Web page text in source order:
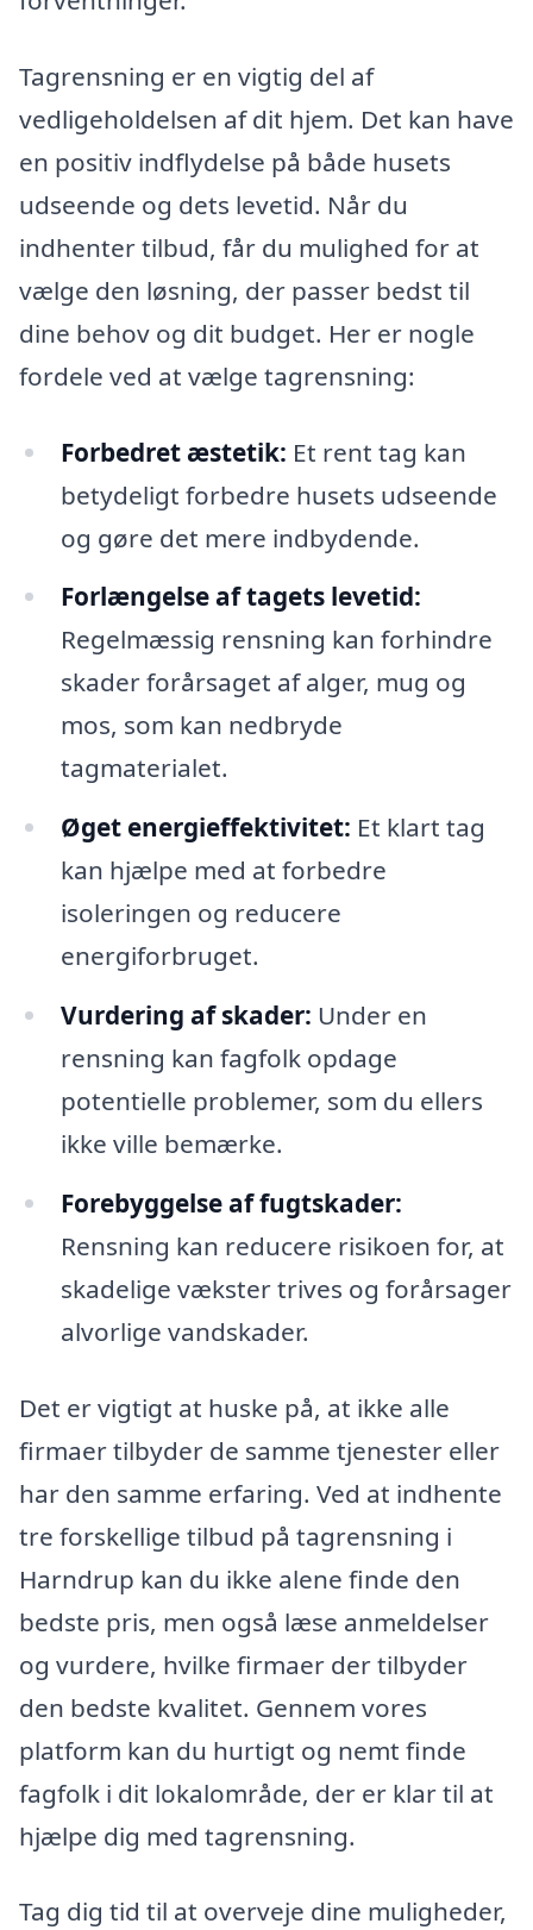
Tagrensning er en vigtig del af
vedligeholdelsen af dit hjem. Det kan have
en positiv indflydelse på både husets
udseende og dets levetid. Når du
indhenter tilbud, får du mulighed for at
vælge den løsning, der passer bedst til
dine behov og dit budget. Her er nogle
fordele ved at vælge tagrensning:
Forbedret æstetik: Et rent tag kan
betydeligt forbedre husets udseende
og gøre det mere indbydende.
Forlængelse af tagets levetid:
Regelmæssig rensning kan forhindre
skader forårsaget af alger, mug og
mos, som kan nedbryde
tagmaterialet.
Øget energieffektivitet: Et klart tag
kan hjælpe med at forbedre
isoleringen og reducere
energiforbruget.
Vurdering af skader: Under en
rensning kan fagfolk opdage
potentielle problemer, som du ellers
ikke ville bemærke.
Forebyggelse af fugtskader:
Rensning kan reducere risikoen for, at
skadelige vækster trives og forårsager
alvorlige vandskader.
Det er vigtigt at huske på, at ikke alle
firmaer tilbyder de samme tjenester eller
har den samme erfaring. Ved at indhente
tre forskellige tilbud på tagrensning i
Harndrup kan du ikke alene finde den
bedste pris, men også læse anmeldelser
og vurdere, hvilke firmaer der tilbyder
den bedste kvalitet. Gennem vores
platform kan du hurtigt og nemt finde
fagfolk i dit lokalområde, der er klar til at
hjælpe dig med tagrensning.
Tag dig tid til at overveje dine muligheder,